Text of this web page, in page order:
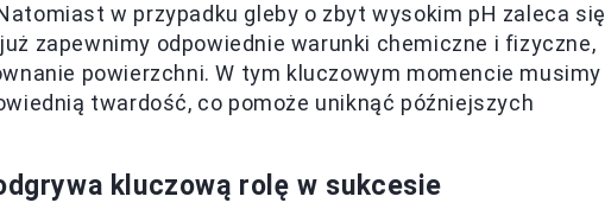
w przypadku gleby o zbyt wysokim pH zaleca się
zapewnimy odpowiednie warunki chemiczne i fizyczne,
powierzchni. W tym kluczowym momencie musimy
twardość, co pomoże uniknąć późniejszych
kluczową rolę w sukcesie